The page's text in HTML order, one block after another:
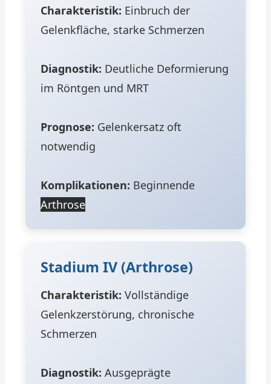
Charakteristik: Einbruch der
Gelenkfläche, starke Schmerzen
Diagnostik: Deutliche Deformierung
im Röntgen und MRT
Prognose: Gelenkersatz oft
notwendig
Komplikationen: Beginnende
Arthrose
Stadium IV (Arthrose)
Charakteristik: Vollständige
Gelenkzerstörung, chronische
Schmerzen
Diagnostik: Ausgeprägte